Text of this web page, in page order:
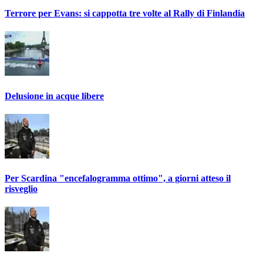
Terrore per Evans: si cappotta tre volte al Rally di Finlandia
Delusione in acque libere
Per Scardina "encefalogramma ottimo", a giorni atteso il
risveglio